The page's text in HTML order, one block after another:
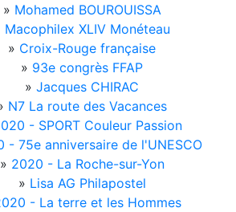
» Mohamed BOUROUISSA
Macophilex XLIV Monéteau
» Croix-Rouge française
» 93e congrès FFAP
» Jacques CHIRAC
N7 La route des Vacances
- SPORT Couleur Passion
- 75e anniversaire de l'UNESCO
» 2020 - La Roche-sur-Yon
» Lisa AG Philapostel
- La terre et les Hommes